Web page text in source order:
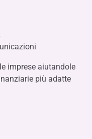
imprese aiutandole
più adatte